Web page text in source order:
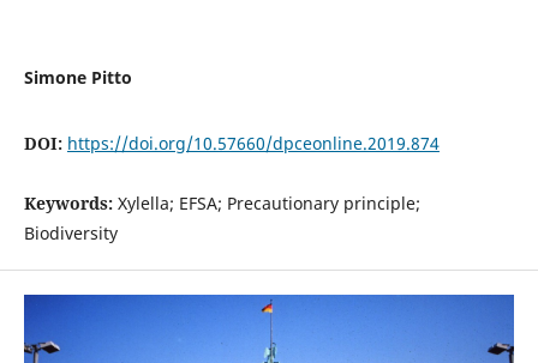
Simone Pitto
DOI: https://doi.org/10.57660/dpceonline.2019.874
Keywords: Xylella; EFSA; Precautionary principle;
Biodiversity